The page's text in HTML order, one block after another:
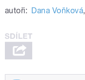
autoři: Dana Voňková,